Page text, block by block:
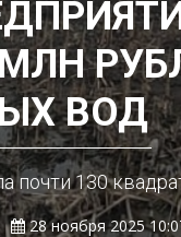
ВОД
почти 130
28 ноября 2025